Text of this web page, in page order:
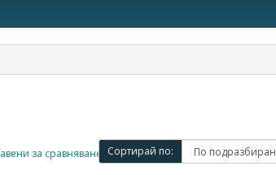
за сравняване: (0)Сортирай по: